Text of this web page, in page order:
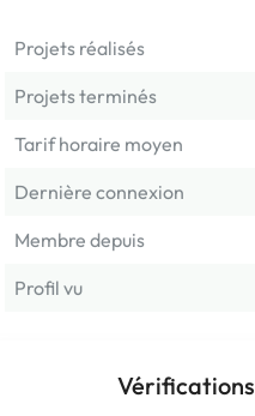
Projets réalisés
Projets terminés
Tarif horaire moyen
Dernière connexion
Membre depuis
Profil vu
Vérifications